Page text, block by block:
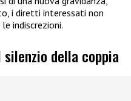
i diretti interessati non
indiscrezioni.
della coppia